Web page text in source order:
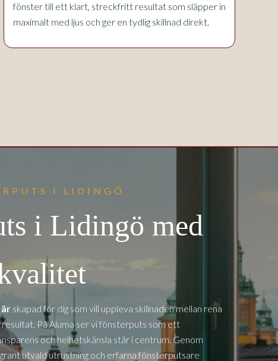
fönster till ett klart, streckfritt resultat som släpper in
maximalt med ljus och ger en tydlig skillnad direkt.
I LIDINGÖ
i Lidingö med
är skapad för dig som vill uppleva skillnaden mellan rena
På Aluma ser vi fönsterputs som ett
och helhetskänsla står i centrum. Genom
utvald utrustning och erfarna fönsterputsare